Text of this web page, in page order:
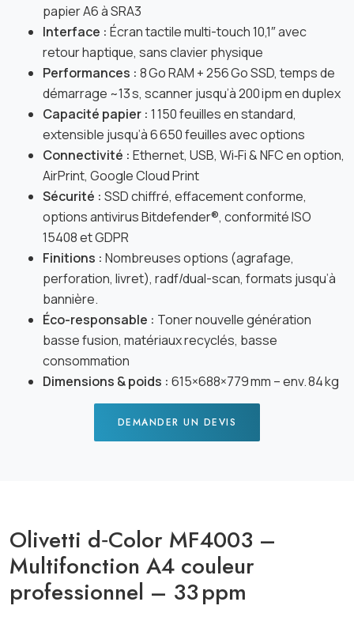
papier A6 à SRA3
Interface : Écran tactile multi-touch 10,1″ avec
retour haptique, sans clavier physique
Performances : 8 Go RAM + 256 Go SSD, temps de
démarrage ~13 s, scanner jusqu’à 200 ipm en duplex
Capacité papier : 1 150 feuilles en standard,
extensible jusqu’à 6 650 feuilles avec options
Connectivité : Ethernet, USB, Wi‑Fi & NFC en option,
AirPrint, Google Cloud Print
Sécurité : SSD chiffré, effacement conforme,
options antivirus Bitdefender®, conformité ISO
15408 et GDPR
Finitions : Nombreuses options (agrafage,
perforation, livret), radf/dual-scan, formats jusqu’à
bannière.
Éco-responsable : Toner nouvelle génération
basse fusion, matériaux recyclés, basse
consommation
Dimensions & poids : 615×688×779 mm – env. 84 kg
DEMANDER UN DEVIS
Olivetti d‑Color MF4003 –
Multifonction A4 couleur
professionnel – 33 ppm